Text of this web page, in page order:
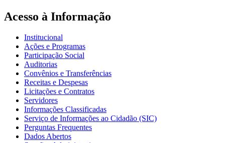
Acesso à Informação
Institucional
Ações e Programas
Participação Social
Auditorias
Convênios e Transferências
Receitas e Despesas
Licitações e Contratos
Servidores
Informações Classificadas
Serviço de Informações ao Cidadão (SIC)
Perguntas Frequentes
Dados Abertos